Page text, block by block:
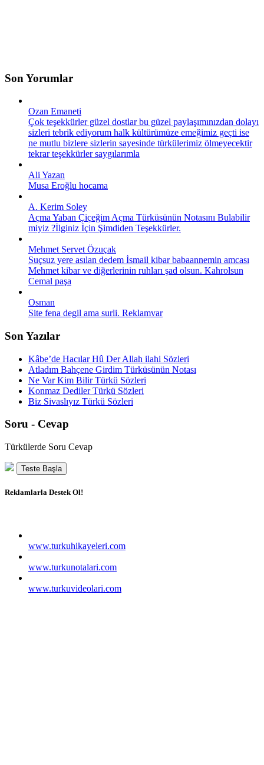
Son Yorumlar
Ozan Emaneti
Çok teşekkürler güzel dostlar bu güzel paylaşımınızdan dolayı
sizleri tebrik ediyorum halk kültürümüze emeğimiz geçti ise
ne mutlu bizlere sizlerin sayesinde türkülerimiz ölmeyecektir
tekrar teşekkürler saygılarımla
Ali Yazan
Musa Eroğlu hocama
A. Kerim Soley
Açma Yaban Çiçeğim Açma Türküsünün Notasını Bulabilir
miyiz ?İlginiz İçin Şimdiden Teşekkürler.
Mehmet Servet Özuçak
Suçsuz yere asılan dedem İsmail kibar babaannemin amcası
Mehmet kibar ve diğerlerinin ruhları şad olsun. Kahrolsun
Cemal paşa
Osman
Site fena degil ama surli. Reklamvar
Son Yazılar
Kâbe’de Hacılar Hû Der Allah ilahi Sözleri
Atladım Bahçene Girdim Türküsünün Notası
Ne Var Kim Bilir Türkü Sözleri
Konmaz Dediler Türkü Sözleri
Biz Sivaslıyız Türkü Sözleri
Soru - Cevap
Türkülerde Soru Cevap
Teste Başla
Reklamlarla Destek Ol!
www.turkuhikayeleri.com
www.turkunotalari.com
www.turkuvideolari.com